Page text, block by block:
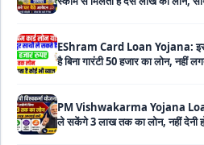
EShram Card Loan Yojana: इस
PM Vishwakarma Yojana Loan:
National Livestock Mission